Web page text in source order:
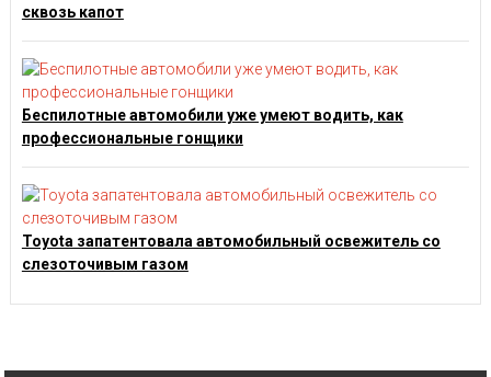
сквозь капот
Беспилотные автомобили уже умеют водить, как
профессиональные гонщики
Toyota запатентовала автомобильный освежитель со
слезоточивым газом